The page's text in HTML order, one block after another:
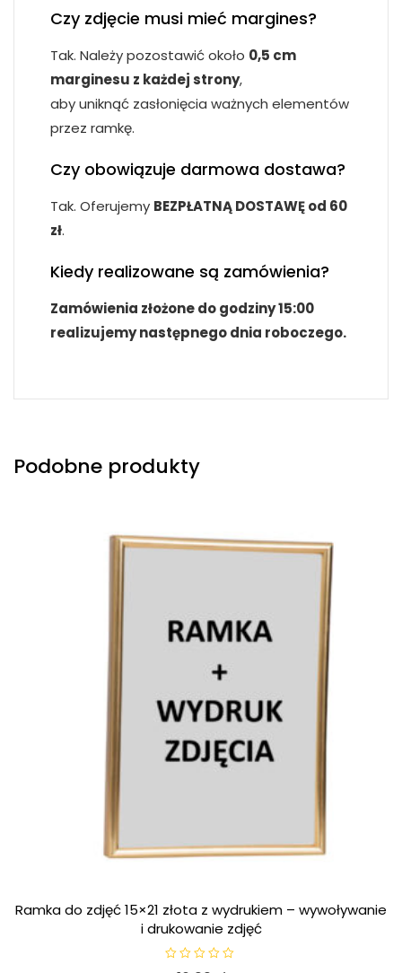
Czy zdjęcie musi mieć margines?
Tak. Należy pozostawić około 0,5 cm
marginesu z każdej strony,
aby uniknąć zasłonięcia ważnych elementów
przez ramkę.
Czy obowiązuje darmowa dostawa?
Tak. Oferujemy BEZPŁATNĄ DOSTAWĘ od 60
zł.
Kiedy realizowane są zamówienia?
Zamówienia złożone do godziny 15:00
realizujemy następnego dnia roboczego.
Podobne produkty
Ramka do zdjęć 15×21 złota z wydrukiem – wywoływanie
i drukowanie zdjęć